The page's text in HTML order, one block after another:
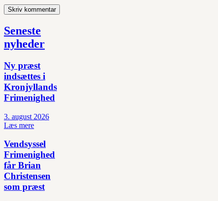
Seneste
nyheder
Ny præst
indsættes i
Kronjyllands
Frimenighed
3. august 2026
Læs mere
Vendsyssel
Frimenighed
får Brian
Christensen
som præst